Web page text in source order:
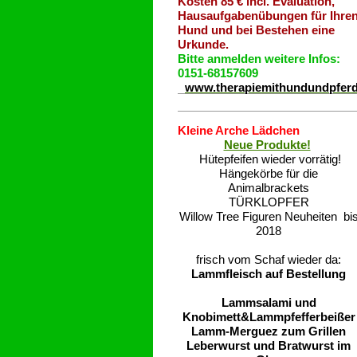
Hausaufgabenübungen für
Hund und bei Bestehen eine
Urkunde.
Bitte anmelden weitere Infos:
0151-68157609
Kleine Arche Lädchen
Neue Produkte!
Hütepfeifen wieder vorrätig!
Hängekörbe für die
Animalbrackets
TÜRKLOPFER
Willow Tree Figuren Neuheiten bis
2018
frisch vom Schaf wieder da:
Lammfleisch auf Bestellung
Lammsalami und
Knobimett&Lammpfefferbeißer
Lamm-Merguez zum Grillen
Leberwurst und Bratwurst im